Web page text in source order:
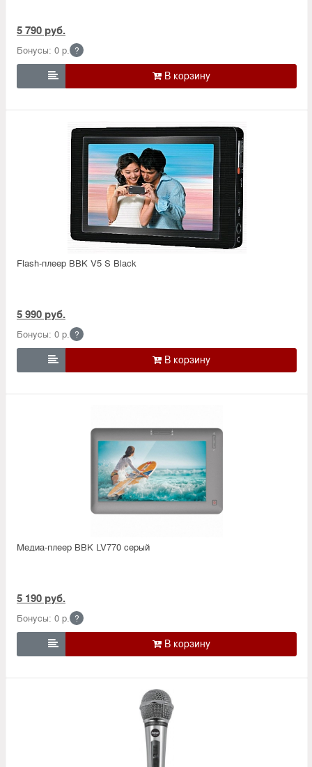
5 790 руб.
Бонусы: 0 р. ?

Flash-плеер BBK V5 S Black
5 990 руб.
Бонусы: 0 р. ?

Медиа-плеер BBK LV770 серый
5 190 руб.
Бонусы: 0 р. ?
